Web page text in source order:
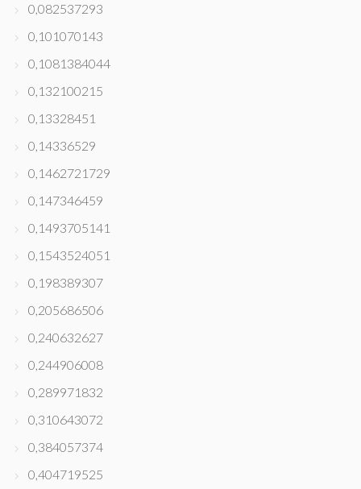
0,082537293
0,101070143
0,1081384044
0,132100215
0,13328451
0,14336529
0,1462721729
0,147346459
0,1493705141
0,1543524051
0,198389307
0,205686506
0,240632627
0,244906008
0,289971832
0,310643072
0,384057374
0,404719525